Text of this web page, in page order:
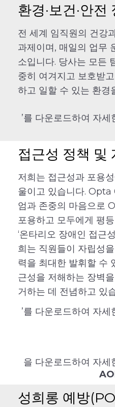
환경·보건·안전
전 세계 임직원의 건강
과제이며, 매일의 업무
소입니다. 당사는 모든
중히 여겨지고 보호받
하고 일할 수 있는 환경
’를 다운로드하여 자
접근성 정책 및
저희는 접근성과 포용
울이고 있습니다.
엄과 존중의 마음으로
포용하고 모두에게 평
‘온타리오 장애인 접근
희는 직원들이 자립성
력을 최대한 발휘할 수
근성을 저해하는 장벽
거하는 데 전념하고 있
’를 다운로드하여 자
을 다운로드하여 자세
성희롱 예방